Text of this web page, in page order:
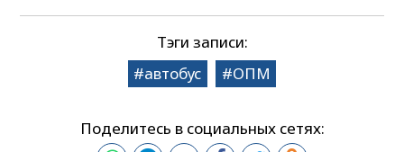
Тэги записи:
автобус
ОПМ
Поделитесь в социальных сетях: